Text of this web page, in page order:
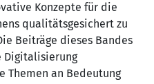
Konzepte für die
qualitätsgesichert zu
Beiträge dieses Bandes
Digitalisierung
Themen an Bedeutung